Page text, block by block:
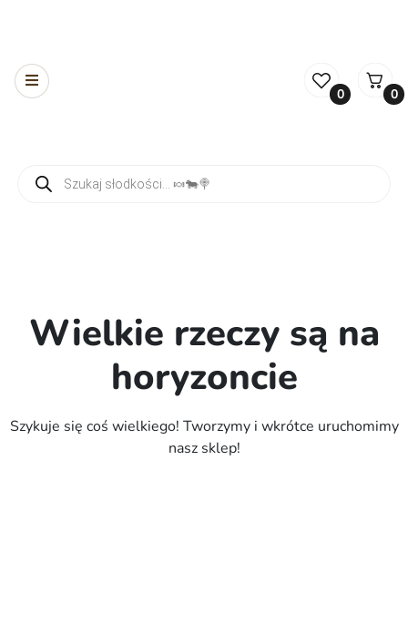
0 0
Wielkie rzeczy są na
horyzoncie
Szykuje się coś wielkiego! Tworzymy i wkrótce uruchomimy
nasz sklep!